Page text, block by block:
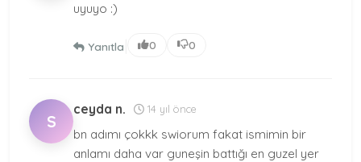
uyuyo :)
Yanıtla 0 0
S
ceyda n. 14 yıl önce
bn adımı çokkk swiorum fakat ismimin bir
anlamı daha var guneşin battığı en guzel yer